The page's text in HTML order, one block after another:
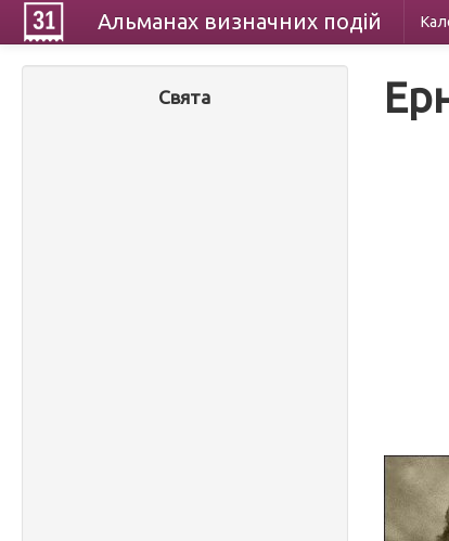
Альманах визначних подій
Свята